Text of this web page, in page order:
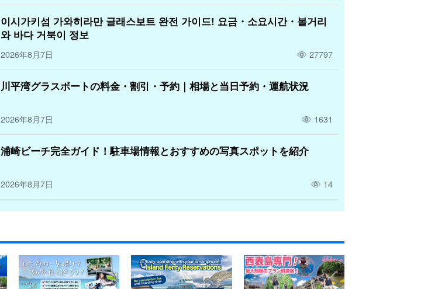
이시가키섬 가와히라만 글래스보트 완전 가이드! 요금・소요시간・볼거리
와 바다 거북이 정보
2026年8月7日 27797
川平湾グラスボートの料金・割引・予約｜相場と当日予約・運航状況
2026年8月7日 1631
浦崎ビーチ完全ガイド！駐車場情報とおすすめの写真スポットを紹介
2026年8月7日 14